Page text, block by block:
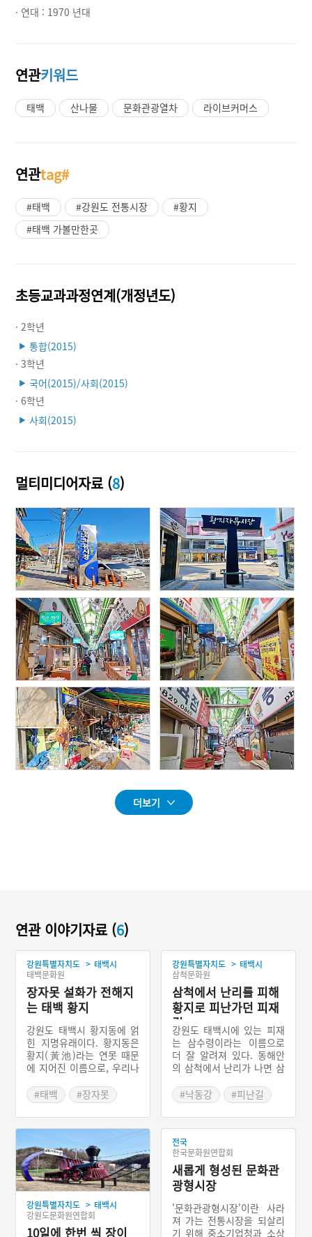
· 연대 : 1970 년대
연관키워드
태백 산나물 문화관광열차 라이브커머스
연관tag#
#태백 #강원도 전통시장
#황지
#태백 가볼만한곳
초등교과과정연계(개정년도)
· 2학년
▶ 통합(2015)
· 3학년
▶ 국어(2015)/사회(2015)
· 6학년
▶ 사회(2015)
멀티미디어자료 (8)
더보기
연관 이야기자료 (6)
강원특별자치도 > 태백시
태백문화원
장자못 설화가 전해지
는 태백 황지
강원도 태백시 황지동에 얽
힌 지명유래이다. 황지동은
황지(黃池)라는 연못 때문
에 지어진 이름으로, 우리나
지못 이야기다. 황동지라는
구두쇠 부자가 시주 온 스님
의 바랑에 쇠똥을 퍼주었다.
지씨 며느리가 이것을 보고
미안하다며 쌀로 바꿔주자,
스님은 집의 운세가 다했다
며 며느리에게 따라오라고
했다. 며느리는 뒤돌아보지
말라는 금기를 어겨 미륵바
위가 되고 황부자의 집은 연
못으로 변하고, 황부자는 이
무기가 되어 연못에 살고 있
#태백
#장자못
#황지
강원특별자치도 > 태백시
삼척문화원
삼척에서 난리를 피해
황지로 피난가던 피재
길
강원도 태백시에 있는 피재
는 삼수령이라는 이름으로
더 잘 알려져 있다. 동해안
의 삼척에서 난리가 나면 삼
으로 인식하던 황지 연못 방
향으로 피난 가는 길에 이용
했던 고개라는 데에서 피재
라 부른다. 이 고개는 한강,
낙동강, 오십천의 물줄기가
시작하는 곳이라는 데에서
삼수령이라 불린다. 삼수령
터널이 개통하면서 삼수령
을 넘어가는 길은 옛길이 되
어 버렸다.
#낙동강
#피난길
강원특별자치도 > 태백시
강원도문화원연합회
10일에 한번 씩 장이
전국
한국문화원연합회
새롭게 형성된 문화관
광형시장
'문화관광형시장'이란 사라
져 가는 전통시장을 되살리
기 위해 중소기업청과 소상